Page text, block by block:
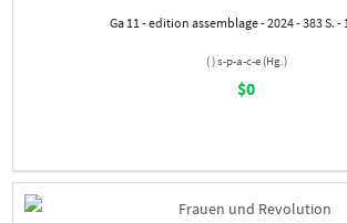
Ga 11 - edition assemblage - 2024 - 383 S. -
( ) s-p-a-c-e (Hg.)
$0